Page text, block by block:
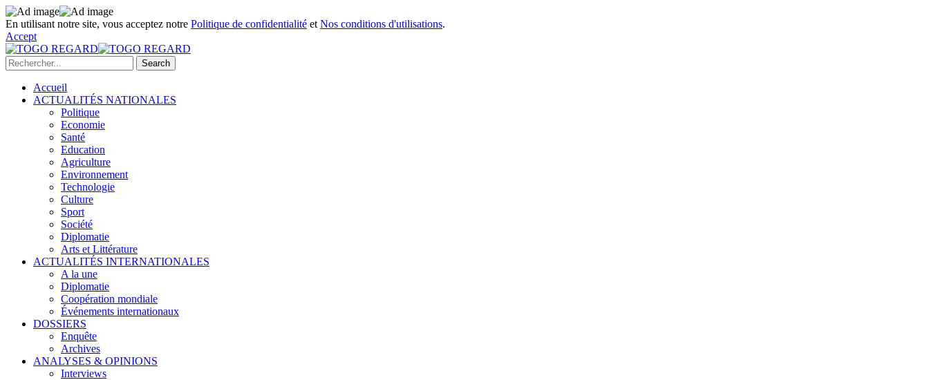
En utilisant notre site, vous acceptez notre Politique de confidentialité et Nos conditions d'utilisations.
Accept
Accueil
ACTUALITÉS NATIONALES
Politique
Economie
Santé
Education
Agriculture
Environnement
Technologie
Culture
Sport
Société
Diplomatie
Arts et Littérature
ACTUALITÉS INTERNATIONALES
A la une
Diplomatie
Coopération mondiale
Événements internationaux
DOSSIERS
Enquête
Archives
ANALYSES & OPINIONS
Interviews